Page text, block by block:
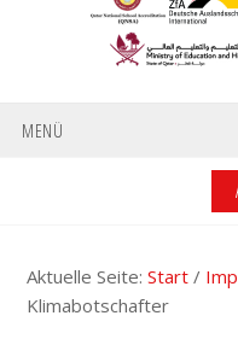
MENÜ
Aktuelle Seite:Start /
Klimabotschafter